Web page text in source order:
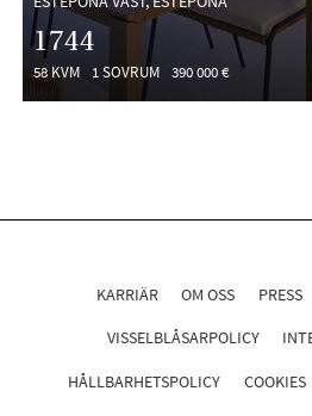
1744
58 KVM 1 SOVRUM 390 000 €
KARRIÄR OM OSS PRESS
VISSELBLÅSARPOLICY
HÅLLBARHETSPOLICY COOKIES